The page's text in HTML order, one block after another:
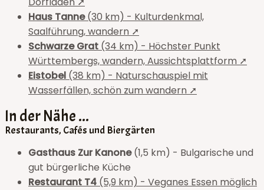
Haus Tanne(30 km) - Kulturdenkmal,
Saalführung, wandern ➚
Schwarze Grat (34 km) - Höchster Punkt
Württembergs, wandern, Aussichtsplattform ➚
Eistobel (38 km) - Naturschauspiel mit
Wasserfällen, schön zum wandern ➚
In der Nähe ...
Restaurants, Cafés und Biergärten
Gasthaus Zur Kanone(1,5 km) - Bulgarische und
gut bürgerliche Küche
Restaurant T4 (5,9 km) - Veganes Essen möglich